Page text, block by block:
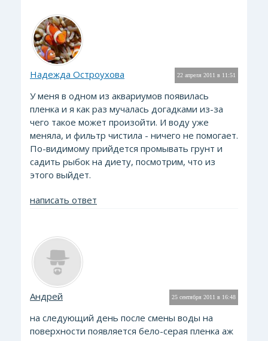
22 апреля 2011 в 11:51
Надежда Остроухова
У меня в одном из аквариумов появилась
пленка и я как раз мучалась догадками из-за
чего такое может произойти. И воду уже
меняла, и фильтр чистила - ничего не помогает.
По-видимому прийдется промывать грунт и
садить рыбок на диету, посмотрим, что из
этого выйдет.
написать ответ
25 сентября 2011 в 16:48
Андрей
на следующий день после смены воды на
поверхности появляется бело-серая пленка аж